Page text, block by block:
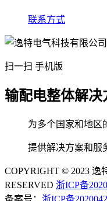
联系方式
扫一扫 手机版
输配电整体解决
为多个国家和地区
提供解决方案和服
COPYRIGHT © 2023 逸
RESERVED 浙ICP备
备案号： 浙ICP备